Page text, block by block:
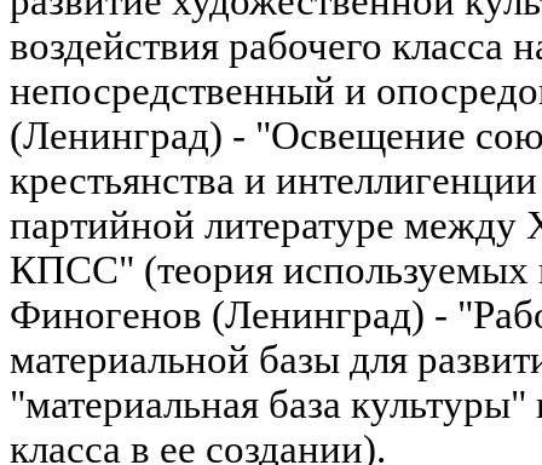
воздействия рабочего класса
непосредственный и
(Ленинград) - "Освещение
крестьянства и
партийной литературе
КПСС" (теория
Финогенов (Ленинград) -
материальной базы для
"материальная база
класса в ее создании).